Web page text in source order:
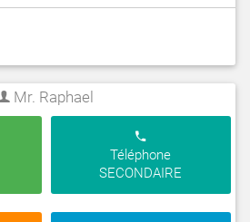
Mr. Raphael
Téléphone
SECONDAIRE